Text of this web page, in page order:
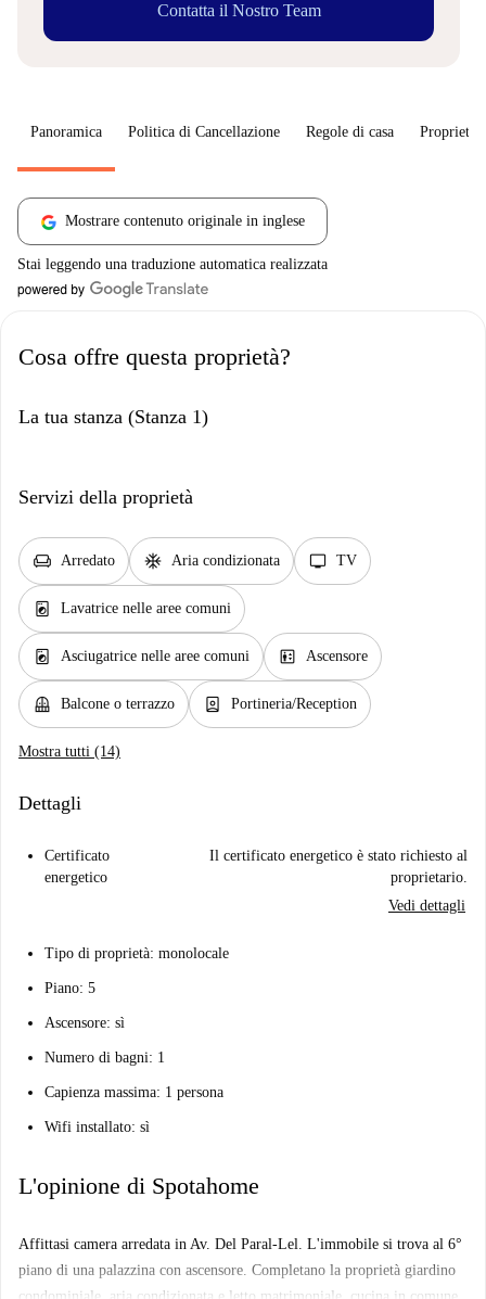
Contatta il Nostro Team
Panoramica Politica di Cancellazione Regole di casa
Mostrare contenuto originale in inglese
Stai leggendo una traduzione automatica realizzata
Cosa offre questa proprietà?
La tua stanza (Stanza 1)
Servizi della proprietà
chair Arredato ac_unit Aria condizionata tv TV
local_laundry_service Lavatrice nelle aree comuni
local_laundry_service Asciugatrice nelle aree comuni elevator Ascensore
balcony Balcone o terrazzo person_book Portineria/Reception
Mostra tutti (14)
Dettagli
Certificato
energetico
Il certificato energetico è stato richiesto al
proprietario.
Vedi dettagli
Tipo di proprietà: monolocale
Piano: 5
Ascensore: sì
Numero di bagni: 1
Capienza massima: 1 persona
Wifi installato: sì
L'opinione di Spotahome
Affittasi camera arredata in Av. Del Paral-Lel. L'immobile si trova al 6°
piano di una palazzina con ascensore. Completano la proprietà giardino